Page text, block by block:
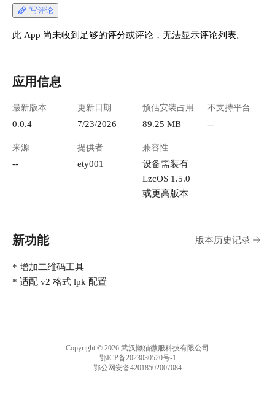
写评论
此 App 尚未收到足够的评分或评论，无法显示评论列表。
应用信息
最新版本
0.0.4
更新日期
7/23/2026
预估安装占用
89.25 MB
不支持平台
--
来源
--
提供者
ety001
兼容性
设备需装有
LzcOS 1.5.0
或更高版本
新功能 版本历史记录
* 增加二维码工具
* 适配 v2 格式 lpk 配置
Copyright © 2026 武汉懒猫微服科技有限公司
鄂ICP备2023030520号-1
鄂公网安备42018502007084